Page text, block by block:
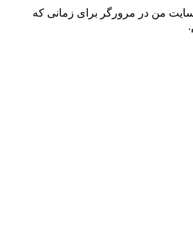
من در مرورگر برای زمانی که